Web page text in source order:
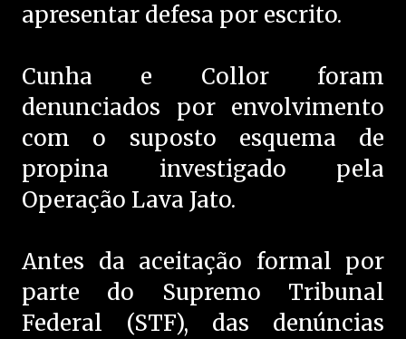
apresentar defesa por escrito.
Cunha e Collor foram
denunciados por envolvimento
com o suposto esquema de
propina investigado pela
Operação Lava Jato.
Antes da aceitação formal por
parte do Supremo Tribunal
Federal (STF), das denúncias